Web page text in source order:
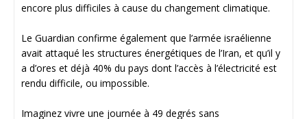
encore plus difficiles à cause du changement climatique.
Le Guardian confirme également que l’armée israélienne
avait attaqué les structures énergétiques de l’Iran, et qu’il y
a d’ores et déjà 40% du pays dont l’accès à l’électricité est
rendu difficile, ou impossible.
Imaginez vivre une journée à 49 degrés sans